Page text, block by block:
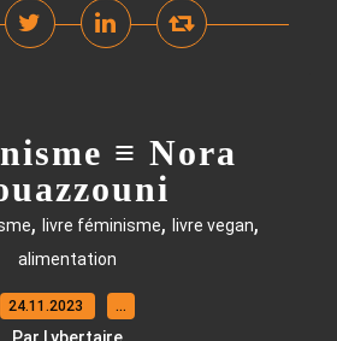
≡ Nora
, livre féminisme, livre vegan,
alimentation
24.11.2023 …